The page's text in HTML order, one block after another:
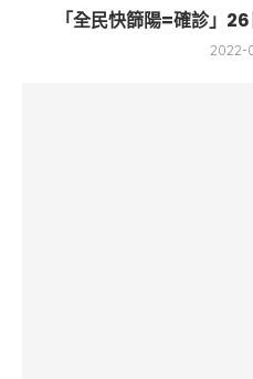
「全民快篩陽=確診」
2022-